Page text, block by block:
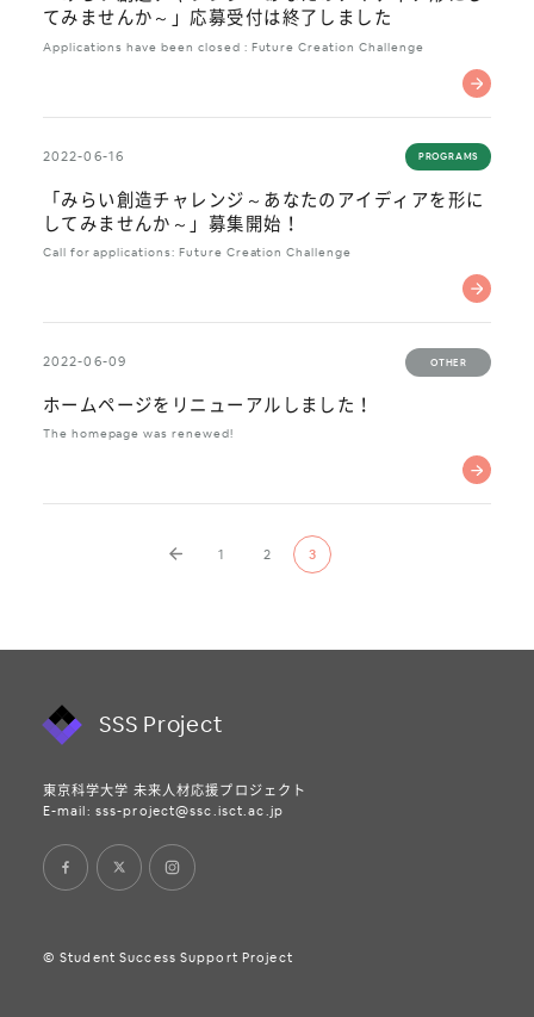
てみませんか～」応募受付は終了しました
Applications have been closed : Future Creation Challenge
2022-06-16 PROGRAMS
「みらい創造チャレンジ～あなたのアイディアを形に
してみませんか～」募集開始！
Call for applications: Future Creation Challenge
2022-06-09 OTHER
ホームページをリニューアルしました！
The homepage was renewed!
1 2 3
SSS Project
東京科学大学 未来人材応援プロジェクト
E-mail: sss-project@ssc.isct.ac.jp
© Student Success Support Project